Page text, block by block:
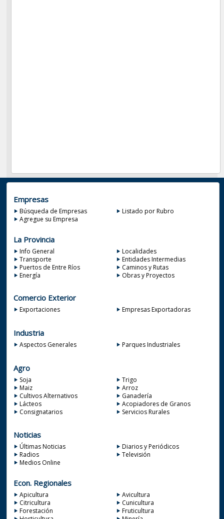
Empresas
Búsqueda de Empresas
Listado por Rubro
Agregue su Empresa
La Provincia
Info General
Localidades
Transporte
Entidades Intermedias
Puertos de Entre Ríos
Caminos y Rutas
Energía
Obras y Proyectos
Comercio Exterior
Exportaciones Empresas Exportadoras
Industria
Aspectos Generales Parques Industriales
Agro
Soja
Trigo
Maiz
Arroz
Cultivos Alternativos
Ganadería
Lácteos
Acopiadores de Granos
Consignatarios
Servicios Rurales
Noticias
Últimas Noticias
Diarios y Periódicos
Radios
Televisión
Medios Online
Econ. Regionales
Apicultura
Avicultura
Citricultura
Cunicultura
Forestación
Fruticultura